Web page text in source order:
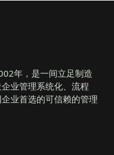
年，是一间立足制造
业管理系统化、流程
业首选的可信赖的管理